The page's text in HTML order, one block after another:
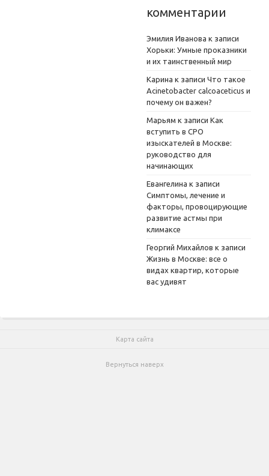
комментарии
Эмилия Иванова к записи
Хорьки: Умные проказники
и их таинственный мир
Карина к записи Что такое
Acinetobacter calcoaceticus и
почему он важен?
Марьям к записи Как
вступить в СРО
изыскателей в Москве:
руководство для
начинающих
Евангелина к записи
Симптомы, лечение и
факторы, провоцирующие
развитие астмы при
климаксе
Георгий Михайлов к записи
Жизнь в Москве: все о
видах квартир, которые
вас удивят
Карта сайта
Вернуться наверх